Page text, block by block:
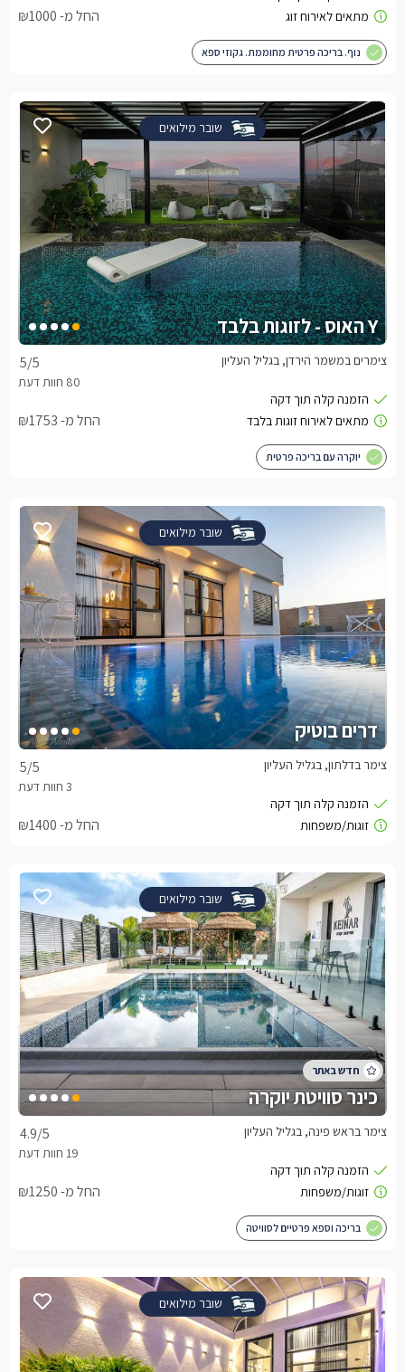
החל מ- ₪1000
נוף. בריכה פרטית מחוממת. גקוזי ספא
שובר מילואים
Y האוס - לזוגות בלבד
5/5 צימרים במשמר הירדן, בגליל העליון
החל מ- ₪1753
יוקרה עם בריכה פרטית
שובר מילואים
דרים בוטיק
5/5 צימר בדלתון, בגליל העליון
החל מ- ₪1400
שובר מילואים
כינר סוויטת יוקרה
4.9/5 צימר בראש פינה, בגליל העליון
החל מ- ₪1250
בריכה וספא פרטיים לסוויטה
שובר מילואים